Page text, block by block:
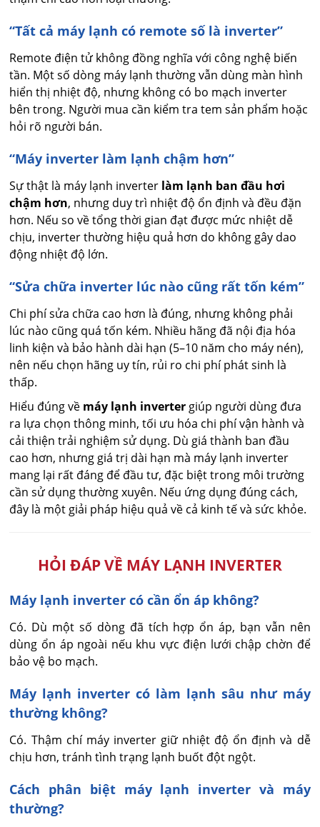
“Tất cả máy lạnh có remote số là inverter”
Remote điện tử không đồng nghĩa với công nghệ biến
tần. Một số dòng máy lạnh thường vẫn dùng màn hình
hiển thị nhiệt độ, nhưng không có bo mạch inverter
bên trong. Người mua cần kiểm tra tem sản phẩm hoặc
hỏi rõ người bán.
“Máy inverter làm lạnh chậm hơn”
Sự thật là máy lạnh inverter làm lạnh ban đầu hơi
chậm hơn, nhưng duy trì nhiệt độ ổn định và đều đặn
hơn. Nếu so về tổng thời gian đạt được mức nhiệt dễ
chịu, inverter thường hiệu quả hơn do không gây dao
động nhiệt độ lớn.
“Sửa chữa inverter lúc nào cũng rất tốn kém”
Chi phí sửa chữa cao hơn là đúng, nhưng không phải
lúc nào cũng quá tốn kém. Nhiều hãng đã nội địa hóa
linh kiện và bảo hành dài hạn (5–10 năm cho máy nén),
nên nếu chọn hãng uy tín, rủi ro chi phí phát sinh là
thấp.
Hiểu đúng về máy lạnh inverter giúp người dùng đưa
ra lựa chọn thông minh, tối ưu hóa chi phí vận hành và
cải thiện trải nghiệm sử dụng. Dù giá thành ban đầu
cao hơn, nhưng giá trị dài hạn mà máy lạnh inverter
mang lại rất đáng để đầu tư, đặc biệt trong môi trường
cần sử dụng thường xuyên. Nếu ứng dụng đúng cách,
đây là một giải pháp hiệu quả về cả kinh tế và sức khỏe.
HỎI ĐÁP VỀ MÁY LẠNH INVERTER
Máy lạnh inverter có cần ổn áp không?
Có. Dù một số dòng đã tích hợp ổn áp, bạn vẫn nên
dùng ổn áp ngoài nếu khu vực điện lưới chập chờn để
bảo vệ bo mạch.
Máy lạnh inverter có làm lạnh sâu như máy
thường không?
Có. Thậm chí máy inverter giữ nhiệt độ ổn định và dễ
chịu hơn, tránh tình trạng lạnh buốt đột ngột.
Cách phân biệt máy lạnh inverter và máy
thường?